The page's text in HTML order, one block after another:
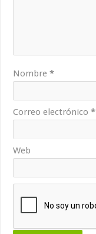
Nombre*
Correo electrónico*
Web